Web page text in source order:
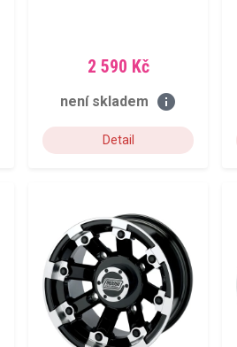
2 590 Kč
není skladem info
Detail